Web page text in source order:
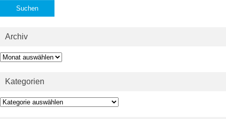
Archiv
Archiv
Kategorien
Kategorien